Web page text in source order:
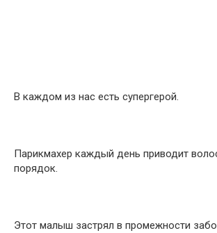
В каждом из нас есть супергерой.
Парикмахер каждый день приводит
порядок.
Этот малыш застрял в промежности